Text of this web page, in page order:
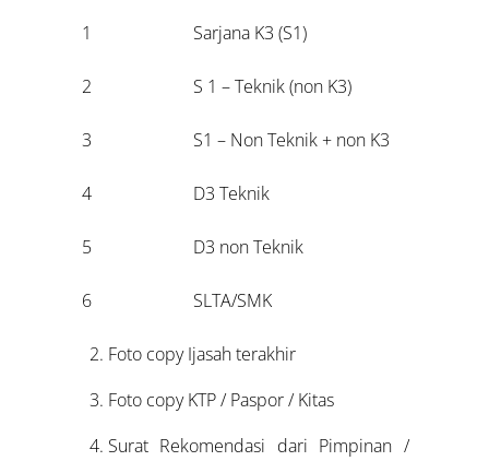
1 Sarjana K3 (S1)
2 S 1 – Teknik (non K3)
3 S1 – Non Teknik + non K3
4 D3 Teknik
5 D3 non Teknik
6 SLTA/SMK
Foto copy Ijasah terakhir
Foto copy KTP / Paspor / Kitas
Surat Rekomendasi dari Pimpinan /